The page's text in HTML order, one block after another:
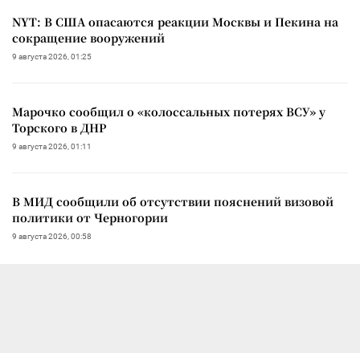
NYT: В США опасаются реакции Москвы и Пекина на
сокращение вооружений
9 августа 2026, 01:25
Марочко сообщил о «колоссальных потерях ВСУ» у
Торского в ДНР
9 августа 2026, 01:11
В МИД сообщили об отсутствии пояснений визовой
политики от Черногории
9 августа 2026, 00:58